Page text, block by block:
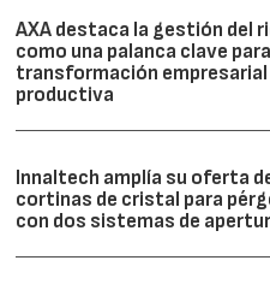
AXA destaca la gestión del
como una palanca clave
transformación empresarial
productiva
Innaltech amplía su oferta
cortinas de cristal para
con dos sistemas de